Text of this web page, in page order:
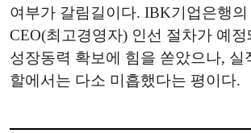
여부가 갈림길이다. IBK기업은행
CEO(최고경영자) 인선 절차가 예
성장동력 확보에 힘을 쏟았으나, 실
할에서는 다소 미흡했다는 평이다.